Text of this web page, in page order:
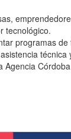
tecnológico.
programas de
Agencia